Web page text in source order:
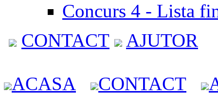
Concurs 4 - Lista
CONTACT
AJUTOR
ACASA CONTACT